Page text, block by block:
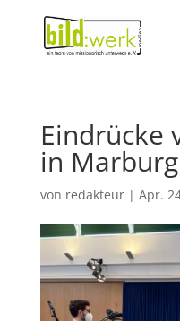
Eindrücke
in Marburg
von redakteur| Apr.